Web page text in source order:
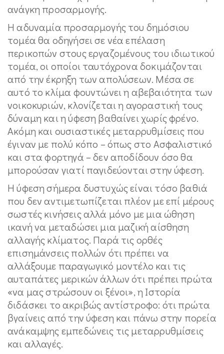
ανάγκη προσαρμογής.
Η αδυναμία προσαρμογής του δημόσιου
τομέα θα οδηγήσει σε νέα επέλαση
περικοπών στους εργαζομένους του ιδιωτικού
τομέα, οι οποίοι ταυτόχρονα δοκιμάζονται
από την έκρηξη των απολύσεων. Μέσα σε
αυτό το κλίμα φουντώνει η αβεβαιότητα των
νοικοκυριών, κλονίζεται η αγοραστική τους
δύναμη και η ύφεση βαθαίνει χωρίς φρένο.
Ακόμη και ουσιαστικές μεταρρυθμίσεις που
έγιναν με πολύ κόπο – όπως στο Ασφαλιστικό
και στα φορτηγά – δεν αποδίδουν όσο θα
μπορούσαν γιατί παγιδεύονται στην ύφεση.
Η ύφεση σήμερα δυστυχώς είναι τόσο βαθιά
που δεν αντιμετωπίζεται πλέον με επί μέρους
σωστές κινήσεις αλλά μόνο με μια ώθηση
ικανή να μεταδώσει μια μαζική αίσθηση
αλλαγής κλίματος. Παρά τις ορθές
επισημάνσεις πολλών ότι πρέπει να
αλλάξουμε παραγωγικό μοντέλο και τις
αυταπάτες μερικών άλλων ότι πρέπει πρώτα
«να μας στρώσουν οι ξένοι», η Ιστορία
διδάσκει το ακριβώς αντίστροφο: ότι πρώτα
βγαίνεις από την ύφεση και πάνω στην πορεία
ανάκαμψης εμπεδώνεις τις μεταρρυθμίσεις
και αλλαγές.